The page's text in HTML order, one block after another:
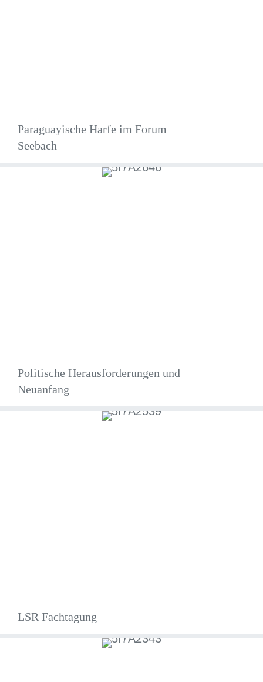
Paraguayische Harfe im Forum
Seebach
Politische Herausforderungen und
Neuanfang
LSR Fachtagung